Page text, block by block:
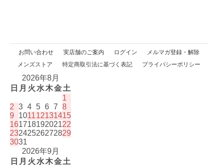
お問い合わせ 実店舗のご案内 ログイン
メルマガ登録・解除
メンズストア
特定商取引法に基づく表記 プライバシーポリシー
2026年8月
日 月 火 水木金土
1
2 3 4 5 6 7 8
9
101112131415
16171819202122
23242526272829
3031
2026年9月
日 月 火 水木金土